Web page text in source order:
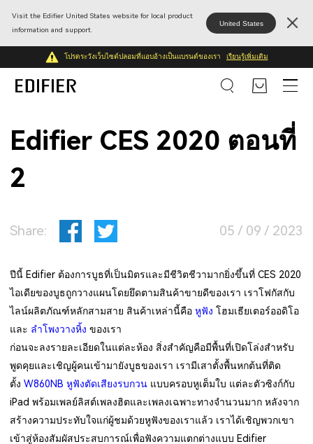
Visit the Edifier United States website for local product
information and support.
United States
โปรดระวังเว็บไซต์ปลอมที่แอบอ้างเป็นแบรนด์ของเรา เรียนรู้เพิ่มเติม
Edifier CES 2020 ตอนที่
2
Share: 05 / 09 / 2023
ปีนี้ Edifier ต้องการบูธที่เป็นมิตรและมีชีวิตชีวามากยิ่งขึ้นที่ CES 2020
ไอเดียของบูธถูกวางแผนโดยยึดตามสินค้าขายดีของเรา เราโฟกัสกับ
ไลน์ผลิตภัณฑ์หลักสามสาย สินค้าเหล่านี้คือหูฟัง โฮมเธียเตอร์ออดิโอ
และ ลำโพงวางหิ้ง ของเรา
ก่อนจะลงรายละเอียดในแต่ละห้อง สิ่งสำคัญคือมีพื้นที่เปิดโล่งสำหรับ
พูดคุยและเชิญผู้คนเข้ามายังบูธของเรา เรามีเสาตั้งพื้นหกต้นที่ติด
ตั้งW860NB หูฟังตัดเสียงรบกวน แบบครอบหูเต็มใบ แต่ละตัวซิงก์กับ
iPad พร้อมเพลย์ลิสต์เพลงฮิตและเพลงเฉพาะทางจำนวนมาก หลังจาก
สร้างความประทับใจแก่ผู้ชมด้วยหูฟังของเราแล้ว เราได้เชิญพวกเขา
เข้าสู่ห้องสัมผัสประสบการณ์เพื่อฟังความแตกต่างแบบ Edifier